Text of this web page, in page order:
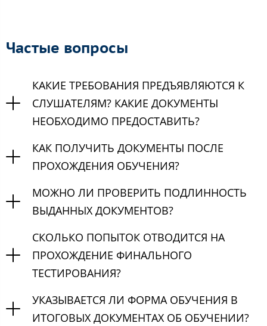
Частые вопросы
КАКИЕ ТРЕБОВАНИЯ ПРЕДЪЯВЛЯЮТСЯ К
СЛУШАТЕЛЯМ? КАКИЕ ДОКУМЕНТЫ
НЕОБХОДИМО ПРЕДОСТАВИТЬ?
КАК ПОЛУЧИТЬ ДОКУМЕНТЫ ПОСЛЕ
ПРОХОЖДЕНИЯ ОБУЧЕНИЯ?
МОЖНО ЛИ ПРОВЕРИТЬ ПОДЛИННОСТЬ
ВЫДАННЫХ ДОКУМЕНТОВ?
СКОЛЬКО ПОПЫТОК ОТВОДИТСЯ НА
ПРОХОЖДЕНИЕ ФИНАЛЬНОГО
ТЕСТИРОВАНИЯ?
УКАЗЫВАЕТСЯ ЛИ ФОРМА ОБУЧЕНИЯ В
ИТОГОВЫХ ДОКУМЕНТАХ ОБ ОБУЧЕНИИ?